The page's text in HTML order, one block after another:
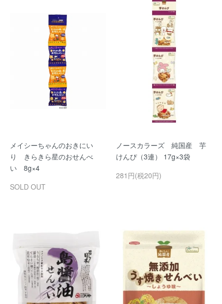
メイシーちゃんのおきにい
り きらきら星のおせんべ
い 8g×4
SOLD OUT
ノースカラーズ 純国産 芋
けんぴ（3連） 17g×3袋
281円(税20円)